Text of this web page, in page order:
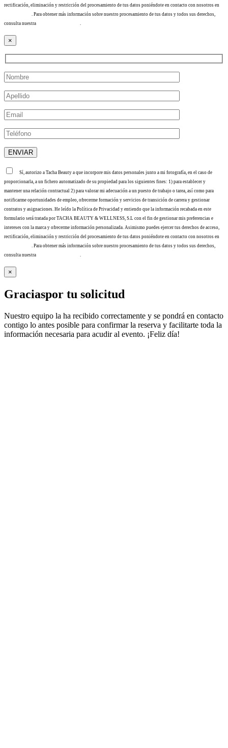
rectificación, eliminación y restricción del procesamiento de tus datos poniéndote en contacto con nosotros en
. Para obtener más información sobre nuestro procesamiento de tus datos y todos sus derechos,
consulta nuestra
×
Sí, autorizo a Tacha Beauty a que incorpore mis datos personales junto a mi fotografía, en el caso de
proporcionarla, a un fichero automatizado de su propiedad para los siguientes fines: 1) para establecer y
mantener una relación contractual 2) para valorar mi adecuación a un puesto de trabajo o tarea, así como para
notificarme oportunidades de empleo, ofrecerme formación y servicios de transición de carrera y gestionar
contratos y asignaciones. He leído la Política de Privacidad y entiendo que la información recabada en este
formulario será tratada por TACHA BEAUTY & WELLNESS, S.L con el fin de gestionar mis preferencias e
intereses con la marca y ofrecerme información personalizada. Asimismo puedes ejercer tus derechos de acceso,
rectificación, eliminación y restricción del procesamiento de tus datos poniéndote en contacto con nosotros en
. Para obtener más información sobre nuestro procesamiento de tus datos y todos sus derechos,
consulta nuestra
.
×
Graciaspor tu solicitud
Nuestro equipo la ha recibido correctamente y se pondrá en contacto
contigo lo antes posible para confirmar la reserva y facilitarte toda la
información necesaria para acudir al evento. ¡Feliz día!